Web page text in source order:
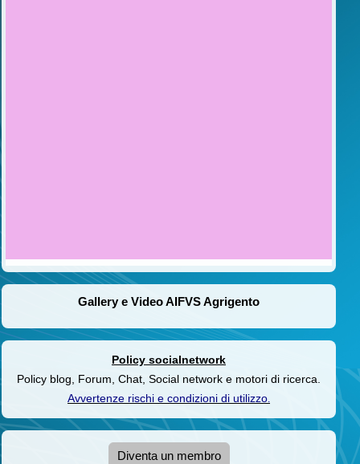
Gallery e Video AIFVS Agrigento
Policy socialnetwork
Policy blog, Forum, Chat, Social network e motori di ricerca.
Avvertenze rischi e condizioni di utilizzo.
Diventa un membro